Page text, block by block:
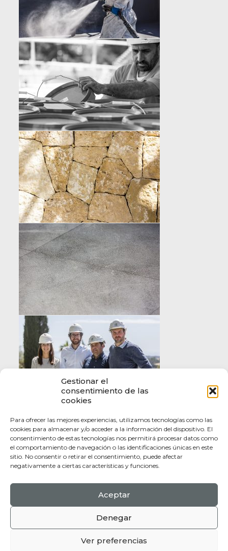
Gestionar el
consentimiento de las
cookies
Para ofrecer las mejores experiencias, utilizamos tecnologías como las
cookies para almacenar y/o acceder a la información del dispositivo. El
consentimiento de estas tecnologías nos permitirá procesar datos como
el comportamiento de navegación o las identificaciones únicas en este
sitio. No consentir o retirar el consentimiento, puede afectar
negativamente a ciertas características y funciones.
Aceptar
Denegar
Ver preferencias
© 2017 Mallorca Heritage. All Rights Reserved.
Web design byJorge Aleix